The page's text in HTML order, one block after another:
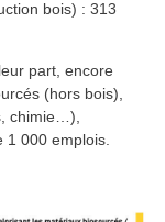
bois) : 313
part, encore
(hors bois),
chimie…),
000 emplois.